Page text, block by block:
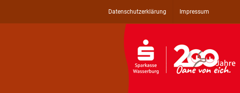
Datenschutzerklärung Impressum